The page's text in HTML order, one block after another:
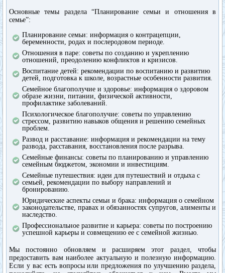
Основные темы раздела “Планирование семьи и отношения в
семье”:
Планирование семьи: информация о контрацепции,
беременности, родах и послеродовом периоде.
Отношения в паре: советы по созданию и укреплению
отношений, преодолению конфликтов и кризисов.
Воспитание детей: рекомендации по воспитанию и развитию
детей, подготовка к школе, возрастные особенности развития.
Семейное благополучие и здоровье: информация о здоровом
образе жизни, питании, физической активности,
профилактике заболеваний.
Психологическое благополучие: советы по управлению
стрессом, развитию навыков общения и решению семейных
проблем.
Развод и расставание: информация и рекомендации на тему
развода, расставания, восстановления после разрыва.
Семейные финансы: советы по планированию и управлению
семейным бюджетом, экономии и инвестициям.
Семейные путешествия: идеи для путешествий и отдыха с
семьей, рекомендации по выбору направлений и
бронированию.
Юридические аспекты семьи и брака: информация о семейном
законодательстве, правах и обязанностях супругов, алименты и
наследство.
Профессиональное развитие и карьера: советы по построению
успешной карьеры и совмещению ее с семейной жизнью.
Мы постоянно обновляем и расширяем этот раздел, чтобы
предоставить вам наиболее актуальную и полезную информацию.
Если у вас есть вопросы или предложения по улучшению раздела,